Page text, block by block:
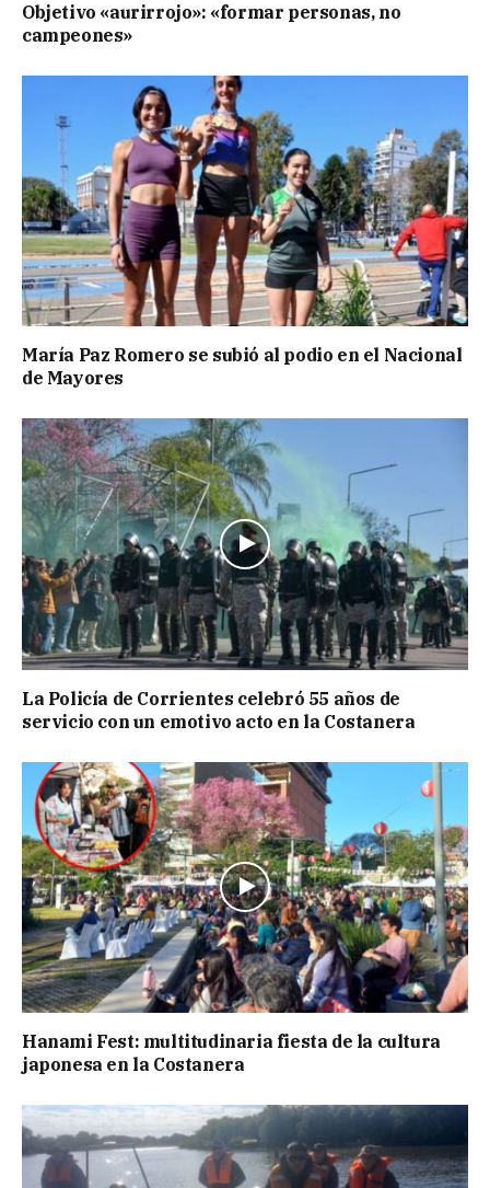
Objetivo «aurirrojo»: «formar personas, no
campeones»
María Paz Romero se subió al podio en el Nacional
de Mayores
La Policía de Corrientes celebró 55 años de
servicio con un emotivo acto en la Costanera
Hanami Fest: multitudinaria fiesta de la cultura
japonesa en la Costanera